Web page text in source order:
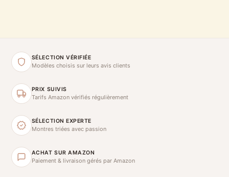
SÉLECTION VÉRIFIÉE
Modèles choisis sur leurs avis clients
PRIX SUIVIS
Tarifs Amazon vérifiés régulièrement
SÉLECTION EXPERTE
Montres triées avec passion
ACHAT SUR AMAZON
Paiement & livraison gérés par Amazon